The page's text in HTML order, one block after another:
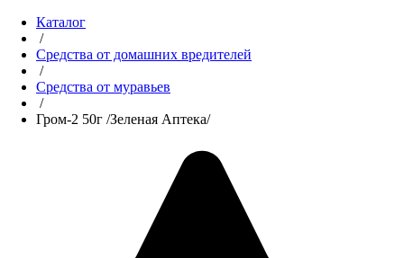
Каталог
/
Средства от домашних вредителей
/
Средства от муравьев
/
Гром-2 50г /Зеленая Аптека/